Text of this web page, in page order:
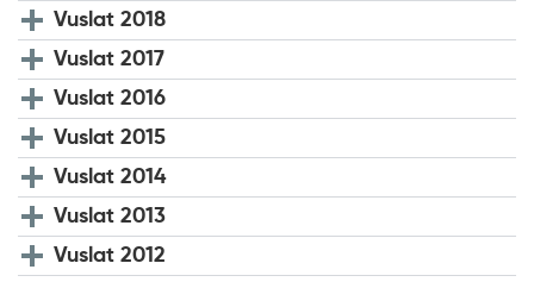
Vuslat 2018
Vuslat 2017
Vuslat 2016
Vuslat 2015
Vuslat 2014
Vuslat 2013
Vuslat 2012